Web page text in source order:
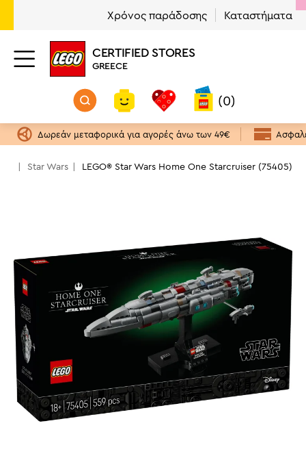
Χρόνος παράδοσης Καταστήματα
CERTIFIED STORES
GREECE
(0)
Δωρεάν μεταφορικά για αγορές άνω των 49€
Star Wars LEGO® Star Wars Home One Starcruiser (75405)